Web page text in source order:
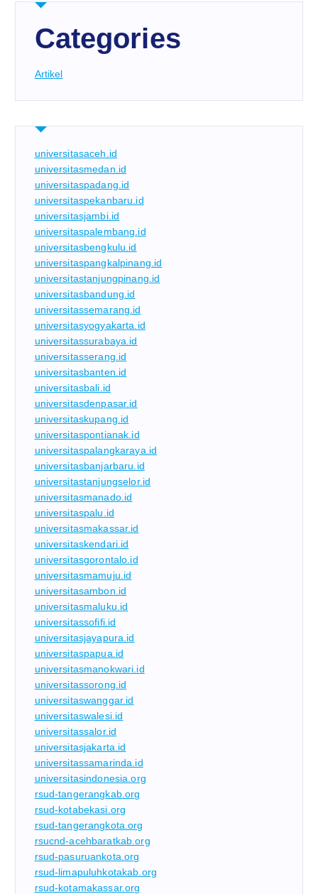
Categories
Artikel
universitasaceh.id
universitasmedan.id
universitaspadang.id
universitaspekanbaru.id
universitasjambi.id
universitaspalembang.id
universitasbengkulu.id
universitaspangkalpinang.id
universitastanjungpinang.id
universitasbandung.id
universitassemarang.id
universitasyogyakarta.id
universitassurabaya.id
universitasserang.id
universitasbanten.id
universitasbali.id
universitasdenpasar.id
universitaskupang.id
universitaspontianak.id
universitaspalangkaraya.id
universitasbanjarbaru.id
universitastanjungselor.id
universitasmanado.id
universitaspalu.id
universitasmakassar.id
universitaskendari.id
universitasgorontalo.id
universitasmamuju.id
universitasambon.id
universitasmaluku.id
universitassofifi.id
universitasjayapura.id
universitaspapua.id
universitasmanokwari.id
universitassorong.id
universitaswanggar.id
universitaswalesi.id
universitassalor.id
universitasjakarta.id
universitassamarinda.id
universitasindonesia.org
rsud-tangerangkab.org
rsud-kotabekasi.org
rsud-tangerangkota.org
rsucnd-acehbaratkab.org
rsud-pasuruankota.org
rsud-limapuluhkotakab.org
rsud-kotamakassar.org